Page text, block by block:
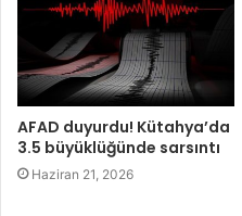
AFAD duyurdu! Kütahya’da
3.5 büyüklüğünde sarsıntı
Haziran 21, 2026